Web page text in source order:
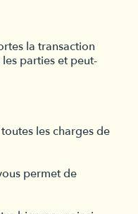
la transaction
parties et peut-
les charges de
permet de